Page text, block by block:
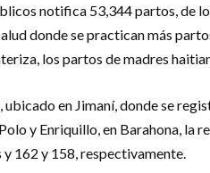
notifica 53,344 partos, de
donde se practican más
los partos de madres
en Jimaní, donde se
y Enriquillo, en Barahona,
162 y 158, respectivamente.